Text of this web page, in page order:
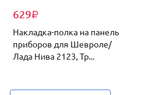
629₽
Накладка-полка на панель
приборов для Шевроле/
Лада Нива 2123, Тр...